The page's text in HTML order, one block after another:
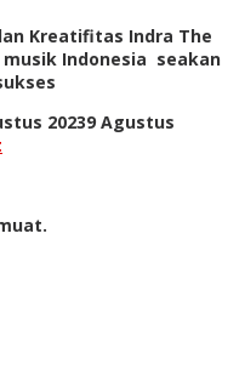
dan Kreatifitas Indra The
Indonesia seakan
20239 Agustus